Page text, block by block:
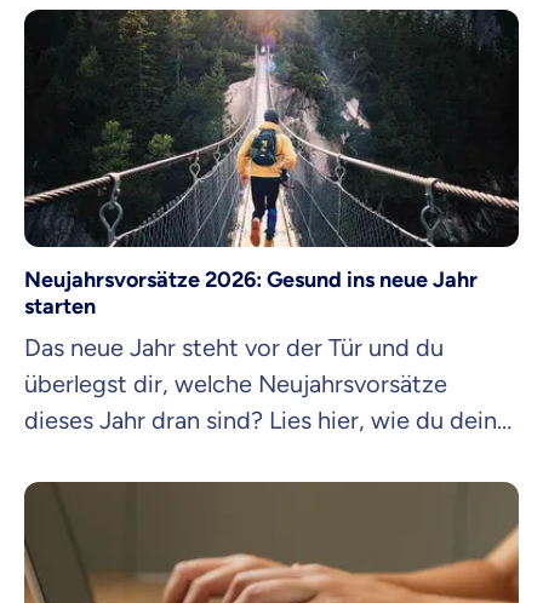
Gesundheitsranking zeigt: Nein.
Neujahrsvorsätze 2026: Gesund ins neue Jahr
starten
Das neue Jahr steht vor der Tür und du
überlegst dir, welche Neujahrsvorsätze
dieses Jahr dran sind? Lies hier, wie du deine